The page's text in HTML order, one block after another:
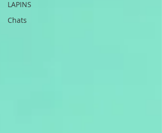
LAPINS
Chats